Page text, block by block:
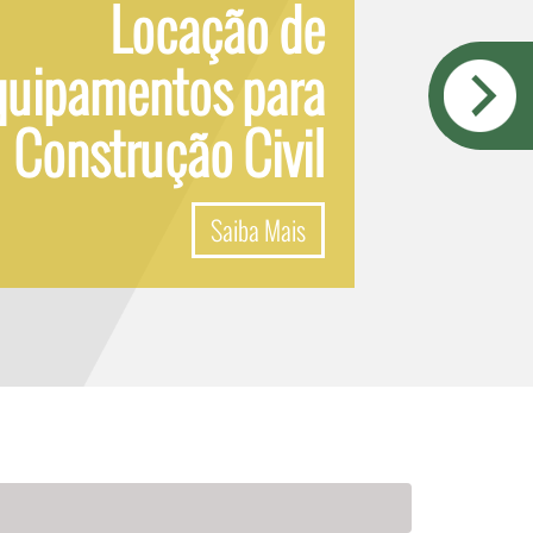
Locação de
para
Construção Civil
Saiba Mais